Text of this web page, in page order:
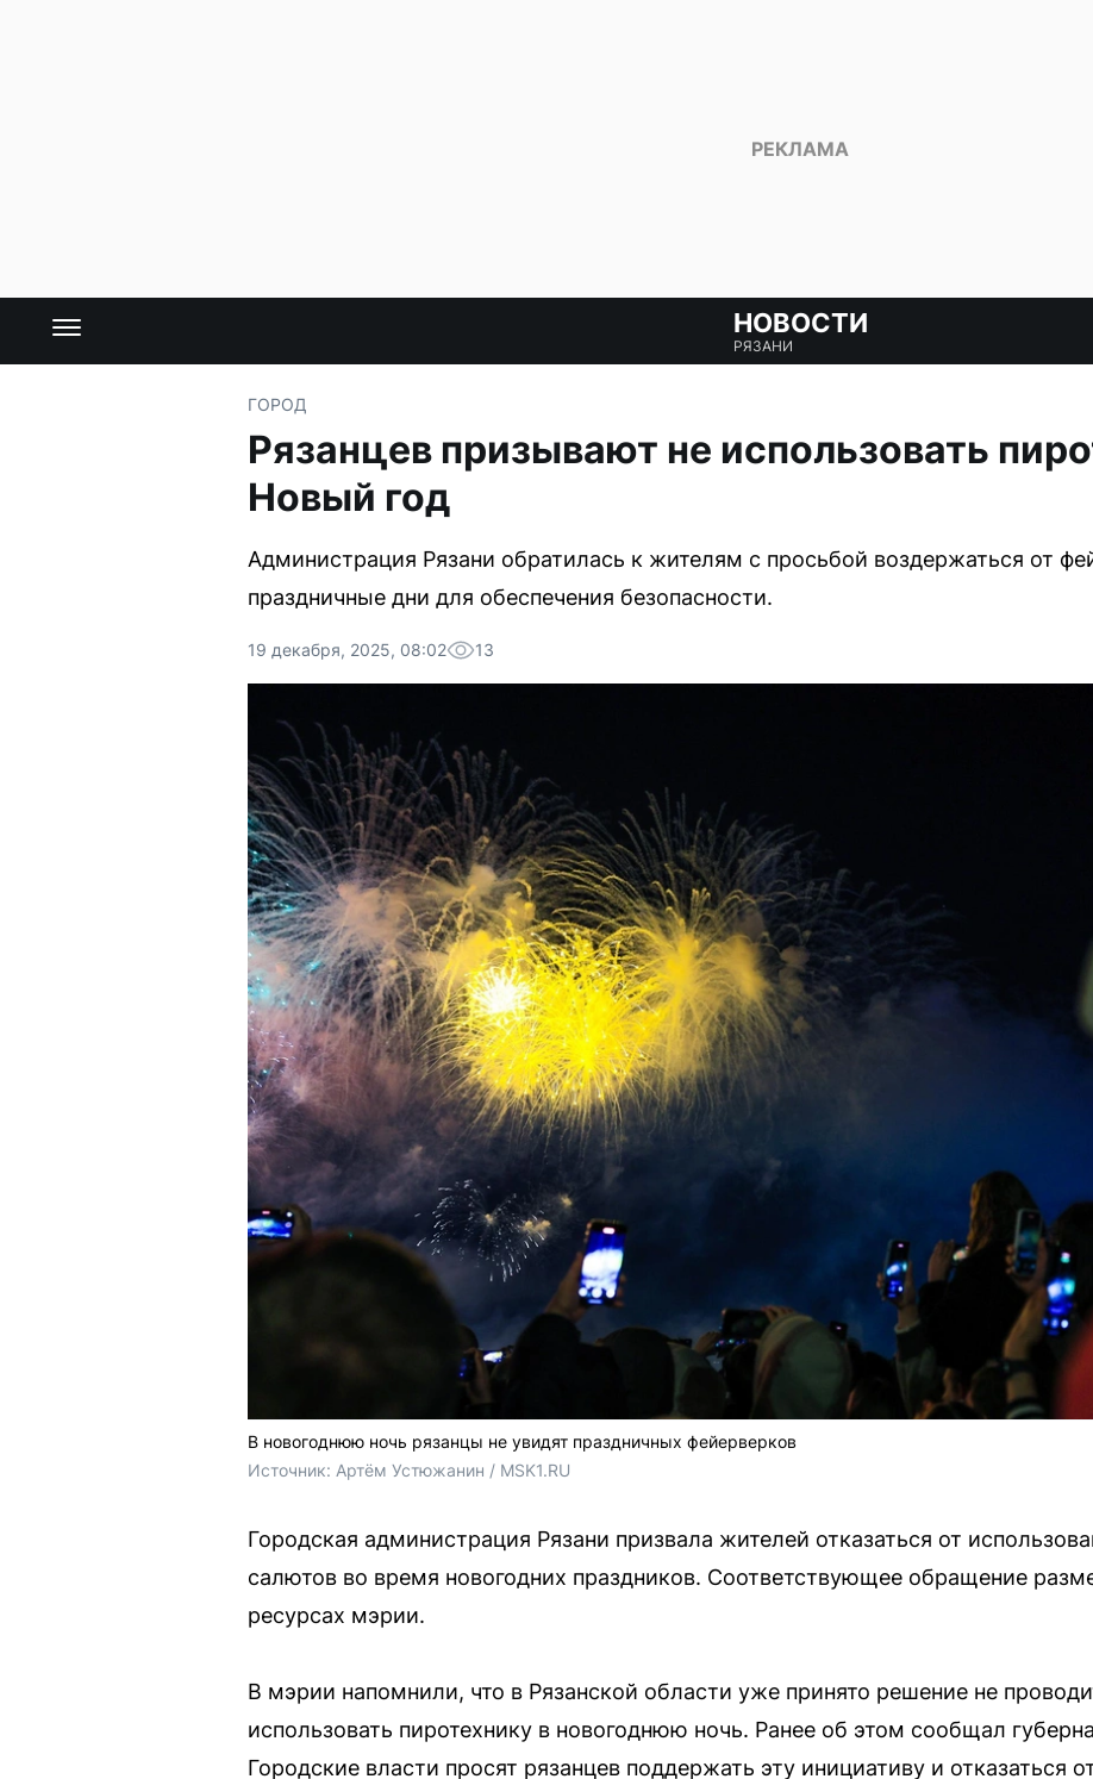
НОВОСТИ
РЯЗАНИ
ГОРОД
Рязанцев призывают не использовать
Новый год
Администрация Рязани обратилась к жителям с просьбой воздержаться от
праздничные дни для обеспечения безопасности.
19 декабря, 2025, 08:02 13
В новогоднюю ночь рязанцы не увидят праздничных фейерверков
Источник: Артём Устюжанин / MSK1.RU
Городская администрация Рязани призвала жителей отказаться от
салютов во время новогодних праздников. Соответствующее обращение
ресурсах мэрии.
В мэрии напомнили, что в Рязанской области уже принято решение не
использовать пиротехнику в новогоднюю ночь. Ранее об этом сообщал
Городские власти просят рязанцев поддержать эту инициативу и отказаться